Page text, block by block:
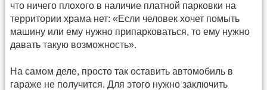
что ничего плохого в наличие платной парковки на
территории храма нет: «Если человек хочет помыть
машину или ему нужно припарковаться, то ему нужно
давать такую возможность».
На самом деле, просто так оставить автомобиль в
гараже не получится. Для этого нужно заключить